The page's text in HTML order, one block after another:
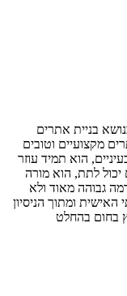
בניית אתרים
מקצועיים וטובים
הוא תמיד עוזר
יכול לתת, הוא מורה
גבוהה מאוד ולא
האישית ומתוך הניסיון
בחום בהחלט